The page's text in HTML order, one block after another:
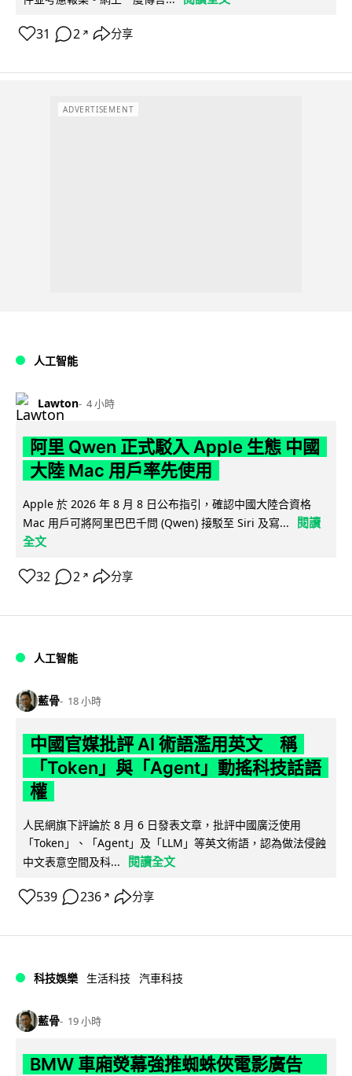
31 2 ↗ 分享
ADVERTISEMENT
人工智能
Lawton 4 小時
阿里 Qwen 正式駁入 Apple 生態 中國
大陸 Mac 用戶率先使用
Apple 於 2026 年 8 月 8 日公布指引，確認中國大陸合資格
Mac 用戶可將阿里巴巴千問 (Qwen) 接駁至 Siri 及寫...
閱讀
全文
32 2 ↗ 分享
人工智能
藍骨 18 小時
中國官媒批評 AI 術語濫用英文 稱
「Token」與「Agent」動搖科技話語
權
人民網旗下評論於 8 月 6 日發表文章，批評中國廣泛使用
「Token」、「Agent」及「LLM」等英文術語，認為做法侵蝕
中文表意空間及科...
閱讀全文
539 236 ↗ 分享
科技娛樂 生活科技 汽車科技
藍骨 19 小時
BMW 車廂熒幕強推蜘蛛俠電影廣告